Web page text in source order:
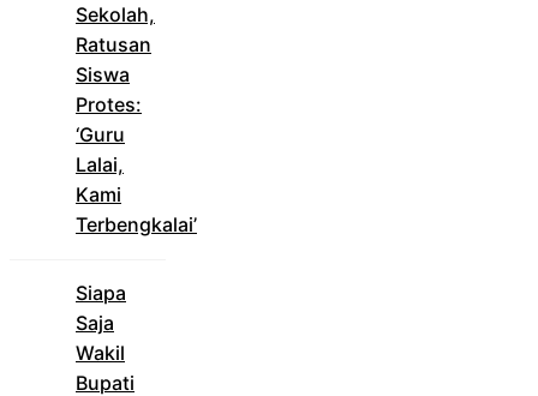
Sekolah,
Ratusan
Siswa
Protes:
‘Guru
Lalai,
Kami
Terbengkalai’
Siapa
Saja
Wakil
Bupati